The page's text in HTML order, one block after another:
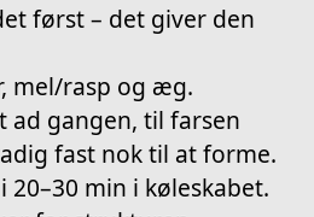
først – det giver den
mel/rasp og æg.
ad gangen, til farsen
fast nok til at forme.
20–30 min i køleskabet.